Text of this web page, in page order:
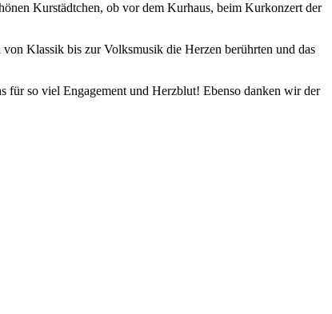
Kurstädtchen, ob vor dem Kurhaus, beim Kurkonzert der
Klassik bis zur Volksmusik die Herzen berührten und das
für so viel Engagement und Herzblut! Ebenso danken wir der